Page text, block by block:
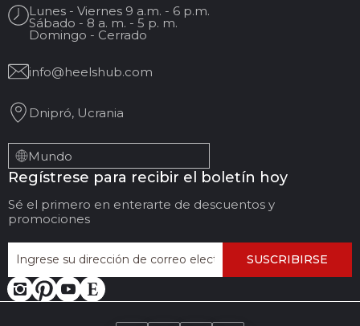
Su correo electrónico
Título de la reseña
Sus comentarios:
DEJAR COMENTARIOS
Lunes - Viernes 9 a.m. - 6 p.m.
Sábado - 8 a. m. - 5 p. m.
Domingo - Cerrado
info@heelshub.com
Dnipró, Ucrania
Mundo
Regístrese para recibir el boletín hoy
Sé el primero en enterarte de descuentos y
promociones
SUSCRIBIRSE